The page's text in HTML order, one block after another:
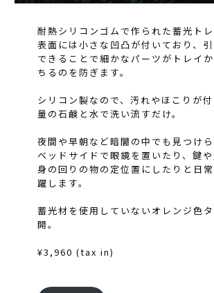
耐熱シリコンゴムで作られた蓄光ト
表面には小さな凹凸が付いており、
できることで細かなパーツがトレイ
ちるのを防ぎます。
シリコン製なので、汚れやほこりが
量の石鹸と水で洗い流すだけ。
夜間や早朝など暗闇の中でも見つけら
ベッドサイドで眼鏡を置いたり、鍵
身の回りの物の定位置にしたりと日
躍します。
蓄光材を使用していないオレンジ色
開。
¥3,960 (tax in)